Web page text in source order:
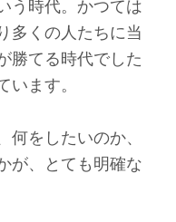
う時代。かつては
多くの人たちに当
勝てる時代でした
います。
をしたいのか、
が、とても明確な